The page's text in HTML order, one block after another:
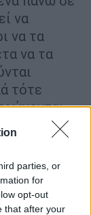
parties, or
for
opt-out
that after your
να
να τα
να τα
τότε
πριν τα
και στη